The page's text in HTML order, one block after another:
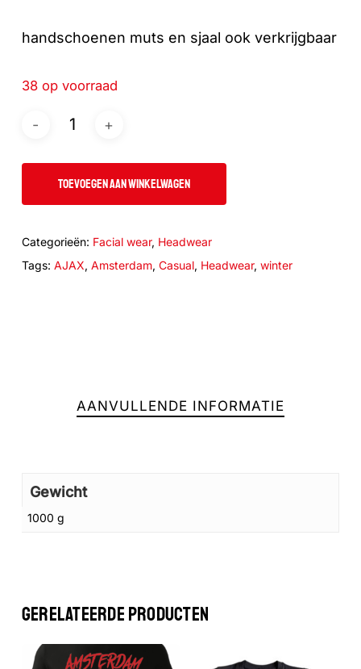
handschoenen muts en sjaal ook verkrijgbaar
38 op voorraad
TOEVOEGEN AAN WINKELWAGEN
Categorieën: Facial wear, Headwear
Tags: AJAX, Amsterdam, Casual, Headwear, winter
AANVULLENDE INFORMATIE
Gewicht
1000 g
GERELATEERDE PRODUCTEN